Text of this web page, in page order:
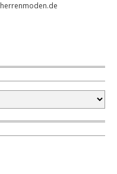
herrenmoden.de